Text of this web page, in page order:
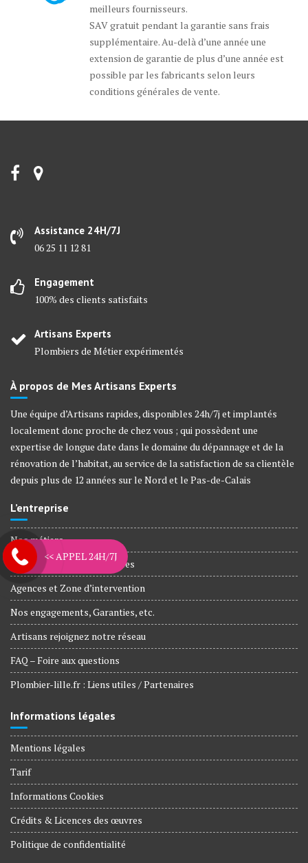
meilleurs fournisseurs.
SAV gratuit pendant la garantie sans frais
supplémentaire. Au-delà d’une année une
extension de garantie de plus d’une année est
possible par les fabricants selon leurs
conditions générales de vente.
Assistance 24H/7J
06 25 11 12 81
Engagement
100% des clients satisfaits
Artisans Experts
Plombiers de Métier expérimentés
À propos de Mes Artisans Experts
Une équipe d’Artisans rapides, disponibles 24h/7j et implantés
localement donc proche de chez vous ; qui possèdent une
expertise de longue date dans le domaine du dépannage et de la
rénovation de l’habitat, au service de la satisfaction de sa clientèle
depuis plus de 12 années sur le Nord et le Pas-de-Calais
L’entreprise
Nos métiers
Plombiers Agréé Assurances
Agences et Zone d’intervention
Nos engagements, Garanties, etc.
Artisans rejoignez notre réseau
FAQ – Foire aux questions
Plombier-lille.fr : Liens utiles / Partenaires
Informations légales
Mentions légales
Tarif
Informations Cookies
Crédits & Licences des œuvres
Politique de confidentialité
<< APPEL 24H/7J